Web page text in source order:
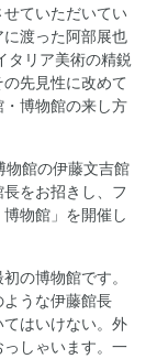
ていただいてい
渡った阿部展也
タリア美術の精鋭
先見性に改めて
博物館の来し方
館の伊藤文吉館
をお招きし、フ
物館」を開催し
の博物館です。
うな伊藤館長
はいけない。外
しゃいます。一